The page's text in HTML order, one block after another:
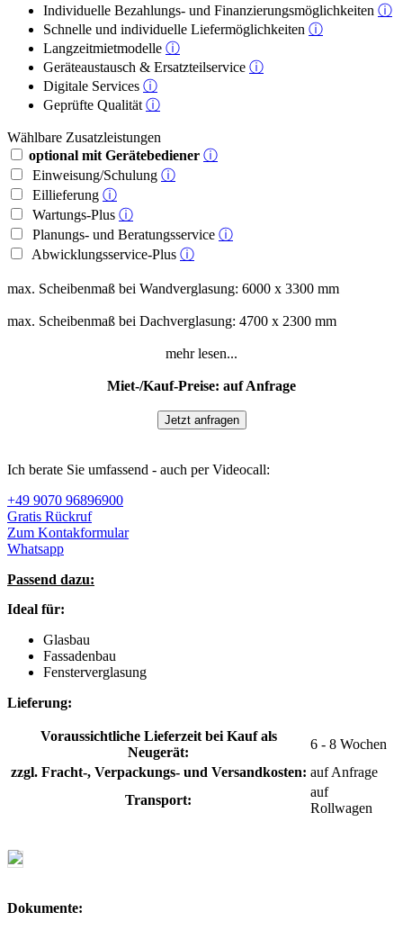
Individuelle Bezahlungs- und Finanzierungsmöglichkeiten ⓘ
Schnelle und individuelle Liefermöglichkeiten ⓘ
Langzeitmietmodelle ⓘ
Geräteaustausch & Ersatzteilservice ⓘ
Digitale Services ⓘ
Geprüfte Qualität ⓘ
Wählbare Zusatzleistungen
optional mit Gerätebediener ⓘ
Einweisung/Schulung ⓘ
Eillieferung ⓘ
Wartungs-Plus ⓘ
Planungs- und Beratungsservice ⓘ
Abwicklungsservice-Plus ⓘ
max. Scheibenmaß bei Wandverglasung: 6000 x 3300 mm
max. Scheibenmaß bei Dachverglasung: 4700 x 2300 mm
mehr lesen...
Miet-/Kauf-Preise: auf Anfrage
Jetzt anfragen
Ich berate Sie umfassend - auch per Videocall:
+49 9070 96896900
Gratis Rückruf
Zum Kontakformular
Whatsapp
Passend dazu:
Ideal für:
Glasbau
Fassadenbau
Fensterverglasung
Lieferung:
Voraussichtliche Lieferzeit bei Kauf als
Neugerät:
6 - 8 Wochen
zzgl. Fracht-, Verpackungs- und Versandkosten: auf Anfrage
Transport:
auf
Rollwagen
Dokumente: